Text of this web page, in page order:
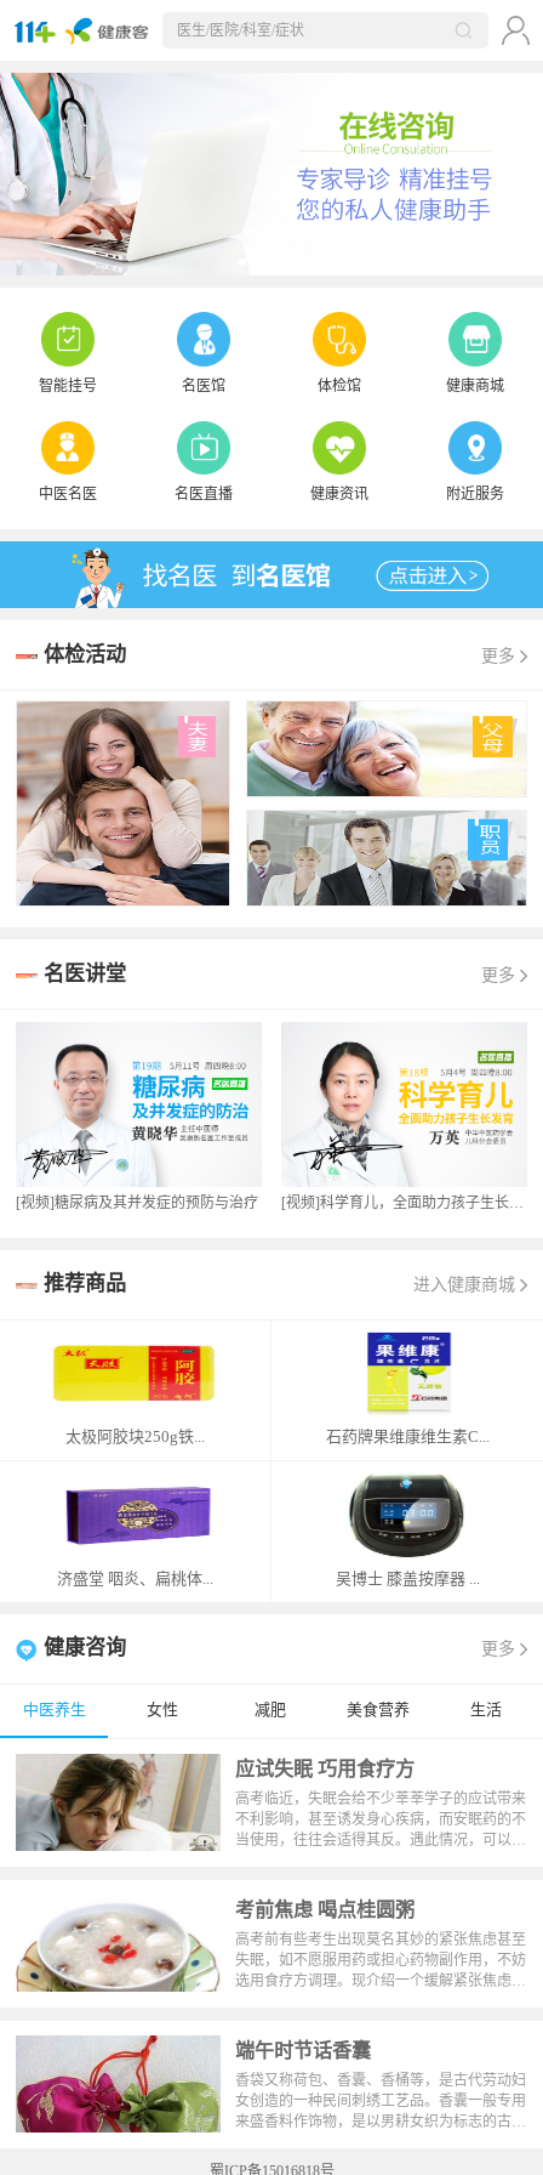
智能挂号 名医馆 体检馆 健康商城
中医名医 名医直播 健康资讯 附近服务
体检活动 更多
名医讲堂 更多
[视频]糖尿病及其并发症的预防与治疗 [视频]科学育儿，全面助力孩子生长发育
推荐商品 进入健康商城
太极阿胶块250g铁... 石药牌果维康维生素C...
济盛堂 咽炎、扁桃体... 吴博士 膝盖按摩器 ...
健康咨询 更多
中医养生 女性 减肥 美食营养 生活
应试失眠 巧用食疗方
高考临近，失眠会给不少莘莘学子的应试带来
不利影响，甚至诱发身心疾病，而安眠药的不
当使用，往往会适得其反。遇此情况，可以采
考前焦虑 喝点桂圆粥
高考前有些考生出现莫名其妙的紧张焦虑甚至
失眠，如不愿服用药或担心药物副作用，不妨
选用食疗方调理。现介绍一个缓解紧张焦虑的
端午时节话香囊
香袋又称荷包、香囊、香桶等，是古代劳动妇
女创造的一种民间刺绣工艺品。香囊一般专用
来盛香料作饰物，是以男耕女织为标志的古代
俗。香袋与琼瑶、玉环、香帕等，为古代人重
蜀ICP备15016818号